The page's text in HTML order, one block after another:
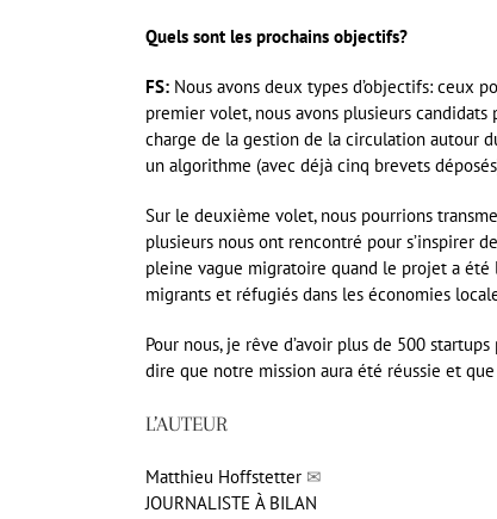
Quels sont les prochains objectifs?
FS: Nous avons deux types d’objectifs: ceux
premier volet, nous avons plusieurs
charge de la gestion de la circulation autour
un algorithme (avec déjà cinq brevets
Sur le deuxième volet, nous pourrions
plusieurs nous ont rencontré pour s’inspirer
pleine vague migratoire quand le projet a
migrants et réfugiés dans les économies
Pour nous, je rêve d’avoir plus de 500
dire que notre mission aura été réussie et
L’AUTEUR
Matthieu Hoffstetter ✉
JOURNALISTE À BILAN